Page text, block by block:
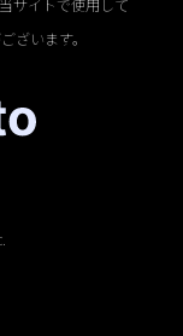
サイトで使用して
ざいます。